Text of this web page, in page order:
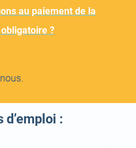
au paiement de la
?
d’emploi :